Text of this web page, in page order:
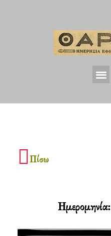
Πίσω
Ημερομηνία: